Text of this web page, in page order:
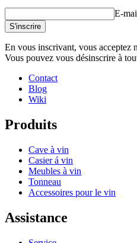
E-
S'inscrire
En vous inscrivant, vous acceptez
Vous pouvez vous désinscrire à
Contact
Blog
Wiki
Produits
Cave à vin
Casier á vin
Meubles à vin
Tonneau
Accessoires pour le vin
Assistance